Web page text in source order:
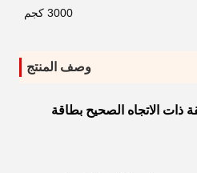
3000 كجم
وصف المنتج
ذات الاتجاه الصحيح بطاقة